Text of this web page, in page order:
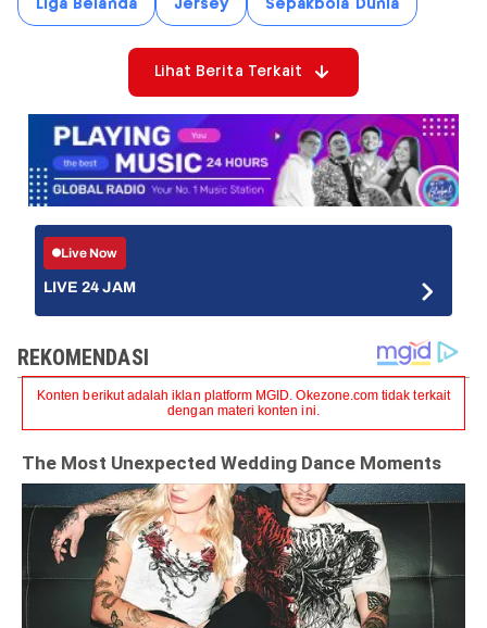
Liga Belanda Jersey Sepakbola Dunia
Lihat Berita Terkait
Live Now
LIVE 24 JAM